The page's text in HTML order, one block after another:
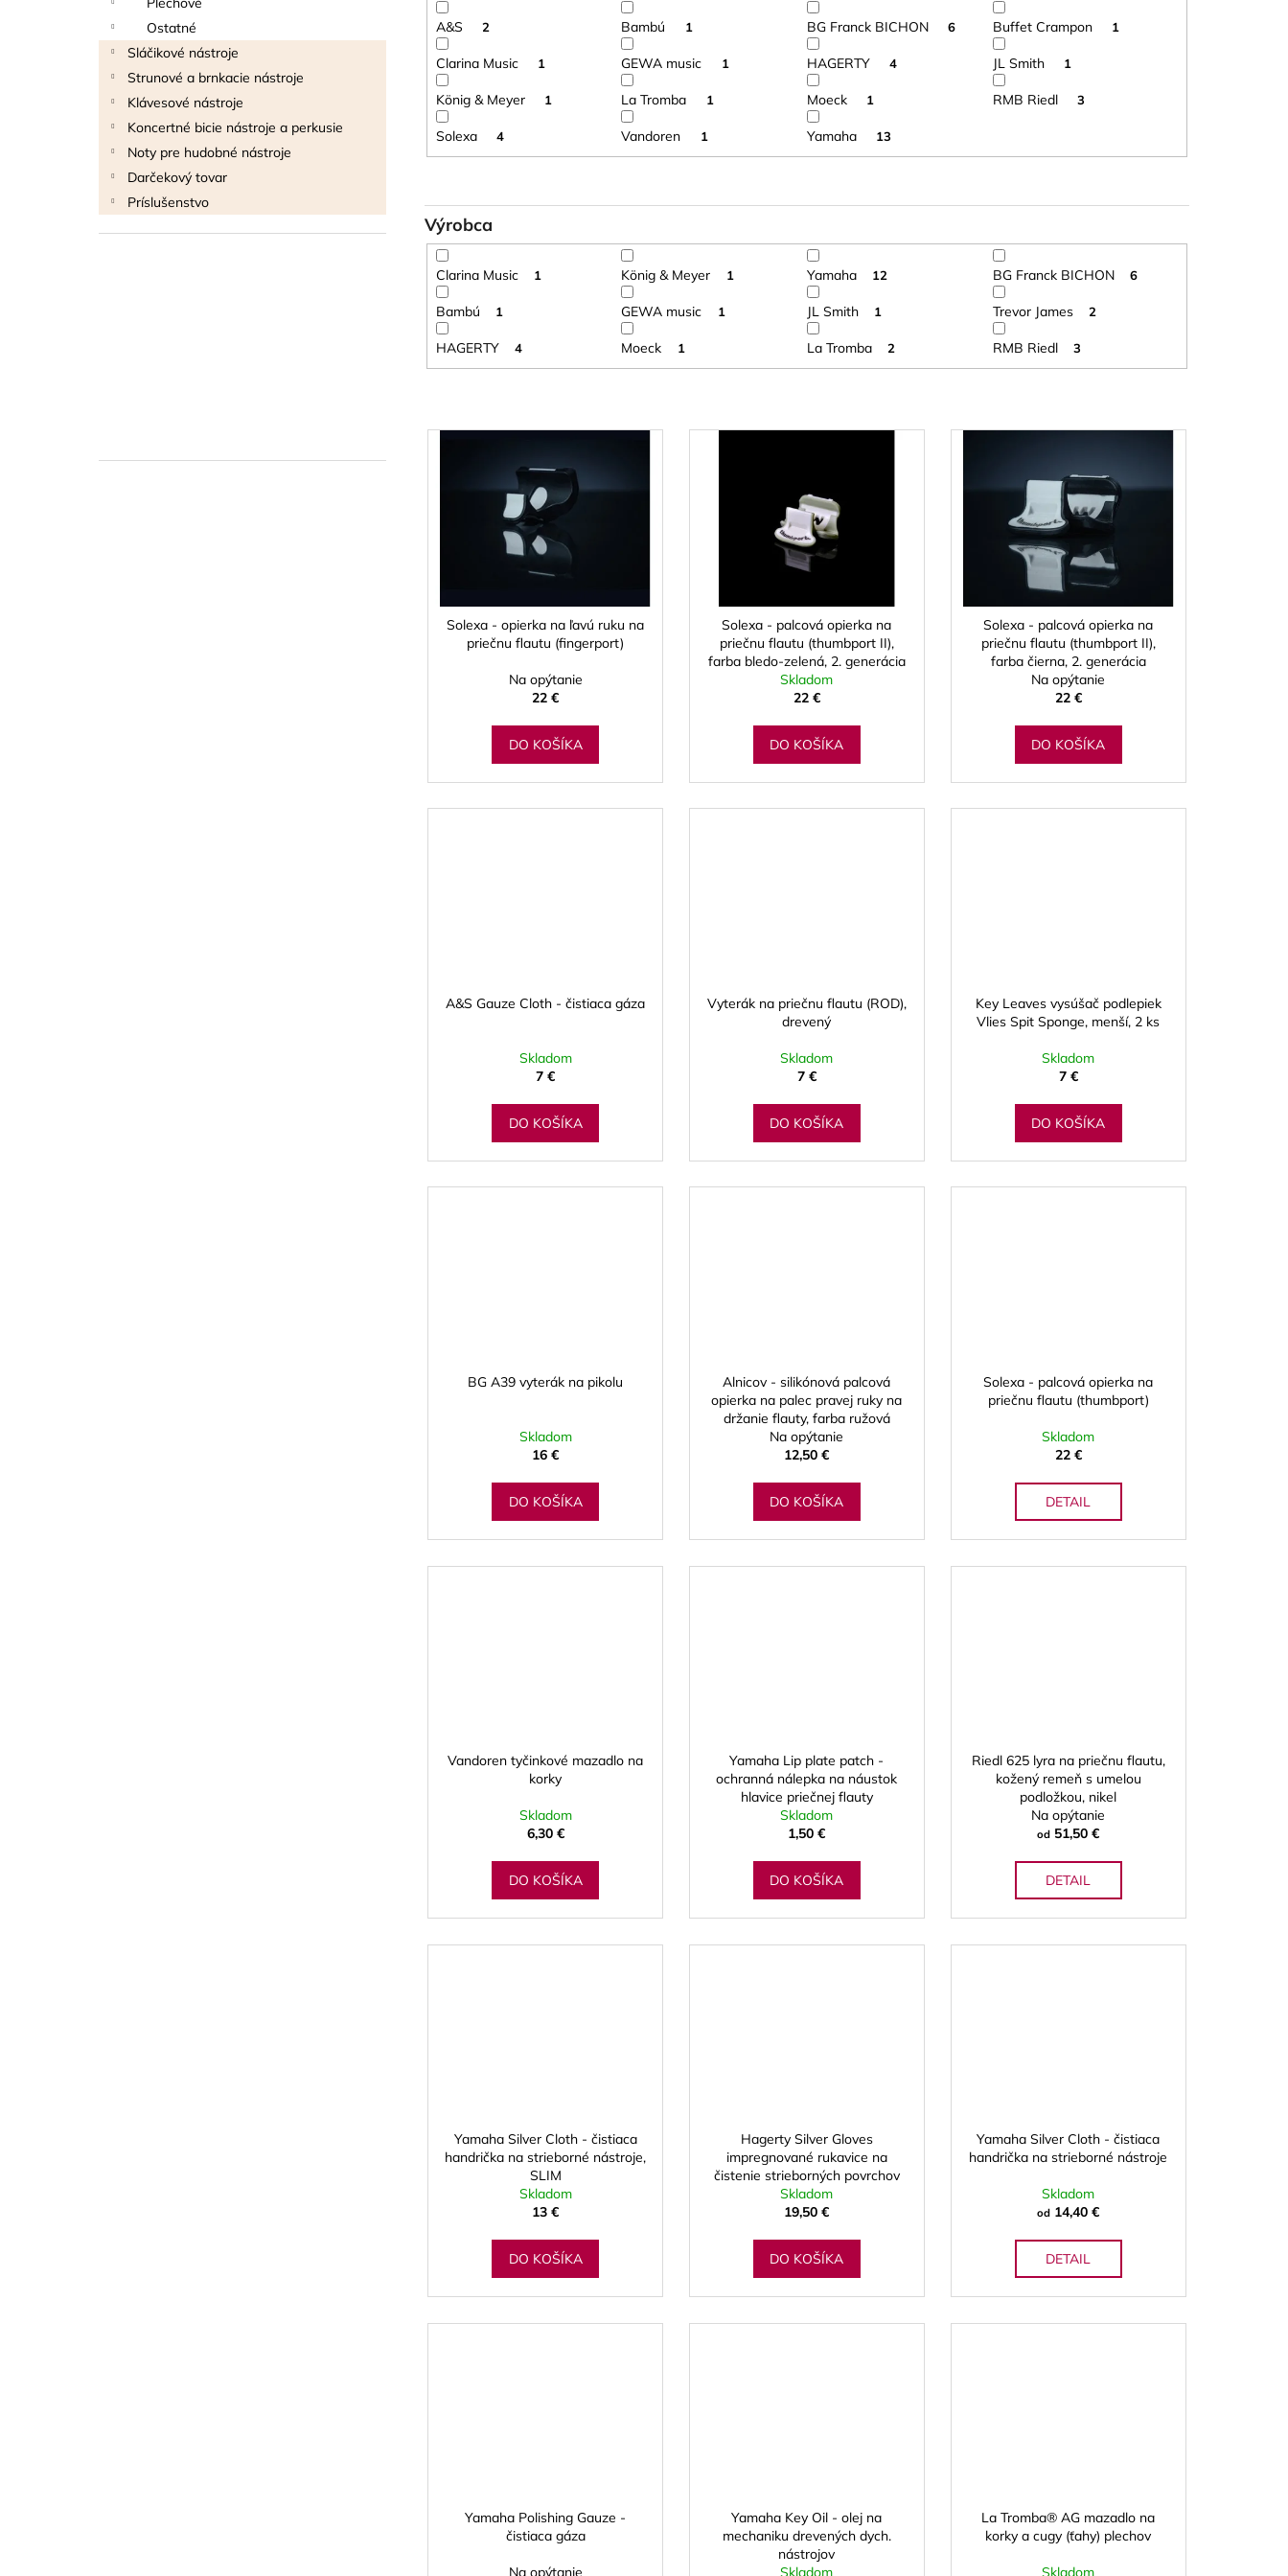
Ostatné
Sláčikové nástroje
Strunové a brnkacie nástroje
Klávesové nástroje
Koncertné bicie nástroje a perkusie
Noty pre hudobné nástroje
Darčekový tovar
Príslušenstvo
o
A&S 2 Bambú 1 BG Franck BICHON 6 Buffet Crampon 1
Clarina Music 1 GEWA music 1 HAGERTY 4 JL Smith 1
König & Meyer 1 La Tromba 1 Moeck 1 RMB Riedl 3
Solexa 4 Vandoren 1 Yamaha 13
Výrobca
Clarina Music 1 König & Meyer 1 Yamaha 12 BG Franck BICHON 6
Bambú 1 GEWA music 1 JL Smith 1 Trevor James 2
HAGERTY 4 Moeck 1 La Tromba 2 RMB Riedl 3
V
Solexa - opierka na ľavú ruku na
priečnu flautu (fingerport)
Na opýtanie
22 €
DO KOŠÍKA
Solexa - palcová opierka na
priečnu flautu (thumbport II),
farba bledo-zelená, 2. generácia
Skladom
22 €
DO KOŠÍKA
Solexa - palcová opierka na
priečnu flautu (thumbport II),
farba čierna, 2. generácia
Na opýtanie
22 €
DO KOŠÍKA
A&S Gauze Cloth - čistiaca gáza
Skladom
7 €
DO KOŠÍKA
Vyterák na priečnu flautu (ROD),
drevený
Skladom
7 €
DO KOŠÍKA
Key Leaves vysúšač podlepiek
Vlies Spit Sponge, menší, 2 ks
Skladom
7 €
DO KOŠÍKA
BG A39 vyterák na pikolu
Skladom
16 €
DO KOŠÍKA
Alnicov - silikónová palcová
opierka na palec pravej ruky na
držanie flauty, farba ružová
Na opýtanie
12,50 €
DO KOŠÍKA
Solexa - palcová opierka na
priečnu flautu (thumbport)
Skladom
22 €
DETAIL
Vandoren tyčinkové mazadlo na
korky
Skladom
6,30 €
DO KOŠÍKA
Yamaha Lip plate patch -
ochranná nálepka na náustok
hlavice priečnej flauty
Skladom
1,50 €
DO KOŠÍKA
Riedl 625 lyra na priečnu flautu,
kožený remeň s umelou
podložkou, nikel
Na opýtanie
od 51,50 €
DETAIL
Yamaha Silver Cloth - čistiaca
handrička na strieborné nástroje,
SLIM
Skladom
13 €
DO KOŠÍKA
Hagerty Silver Gloves
impregnované rukavice na
čistenie strieborných povrchov
Skladom
19,50 €
DO KOŠÍKA
Yamaha Silver Cloth - čistiaca
handrička na strieborné nástroje
Skladom
od 14,40 €
DETAIL
Yamaha Polishing Gauze -
čistiaca gáza
Na opýtanie
Yamaha Key Oil - olej na
mechaniku drevených dych.
nástrojov
Skladom
La Tromba® AG mazadlo na
korky a cugy (ťahy) plechov
Skladom